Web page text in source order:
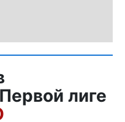
лиге